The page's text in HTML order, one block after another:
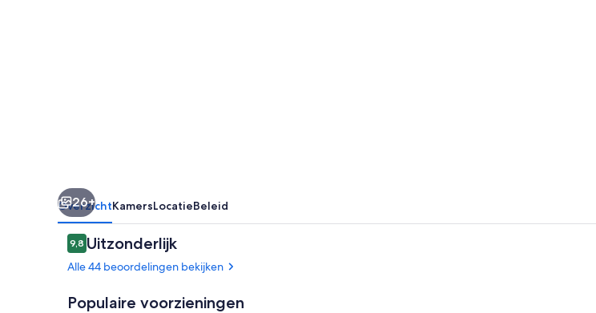
26+
OverzichtKamersLocatieBeleid
Beoordelingen
9,89,8 op 10 –
Uitzonderlijk
Alle 44 beoordelingen bekijken
Populaire voorzieningen